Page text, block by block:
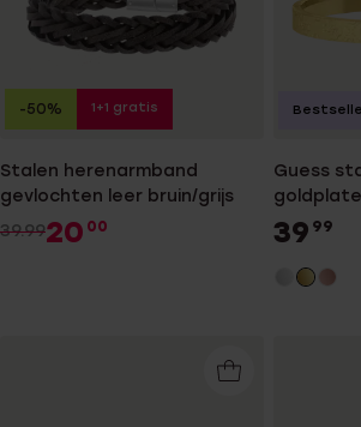
Stalen herenarmband
gevlochten leer bruin/grijs
39.9920 00
-50% 1+1 gratis
Guess
4G logo
39 99